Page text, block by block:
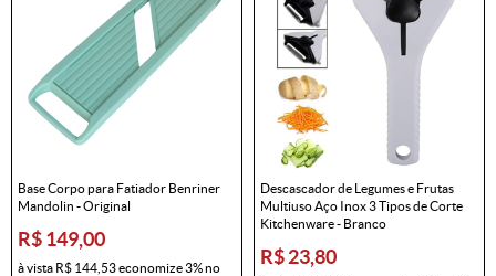
Base Corpo para Fatiador Benriner
Mandolin - Original
R$ 149,00
à vista R$ 144,53economize3%no
Descascador de Legumes e Frutas
Multiuso Aço Inox 3 Tipos de Corte
Kitchenware - Branco
R$ 23,80